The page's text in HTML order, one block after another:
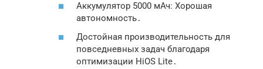
Аккумулятор 5000 мАч: Хорошая
автономность․
Достойная производительность для
повседневных задач благодаря
оптимизации HiOS Lite․